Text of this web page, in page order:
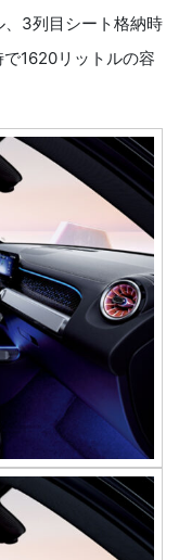
、3列目シート格納時
1620リットルの容